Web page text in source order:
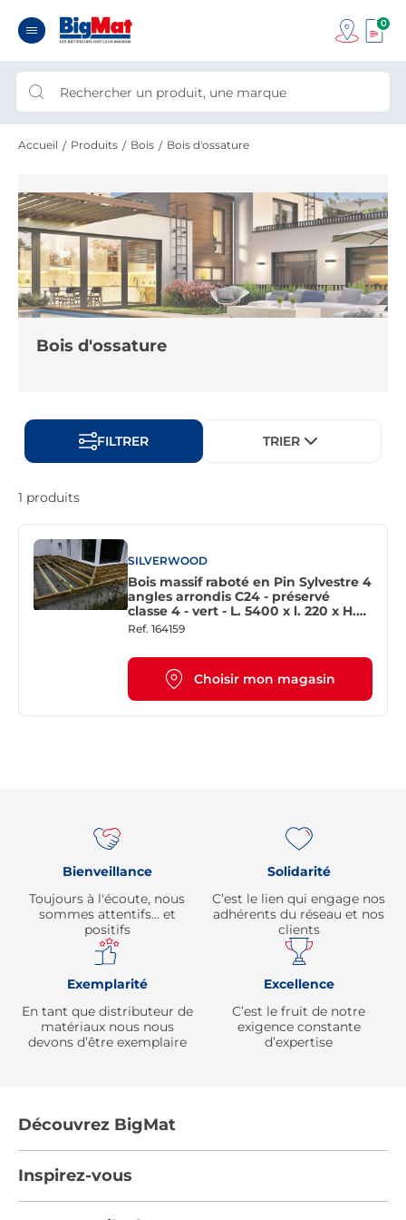
0
Accueil Produits Bois Bois d'ossature
Bois d'ossature
FILTRER TRIER
1 produits
SILVERWOOD
Bois massif raboté en Pin Sylvestre 4
angles arrondis C24 - préservé
classe 4 - vert - L. 5400 x l. 220 x H.
70 mm
Ref. 164159
Choisir mon magasin
Bienveillance
Toujours à l'écoute, nous
sommes attentifs… et
positifs
Solidarité
C’est le lien qui engage nos
adhérents du réseau et nos
clients
Exemplarité
En tant que distributeur de
matériaux nous nous
devons d’être exemplaire
Excellence
C’est le fruit de notre
exigence constante
d’expertise
Découvrez BigMat
Inspirez-vous